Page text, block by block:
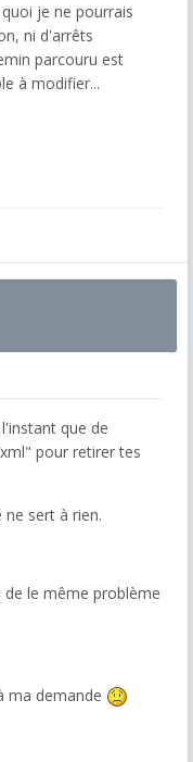
je ne pourrais
ni d'arrêts
parcouru est
à modifier...
que de
pour retirer tes
sert à rien.
de le même problème
ma demande